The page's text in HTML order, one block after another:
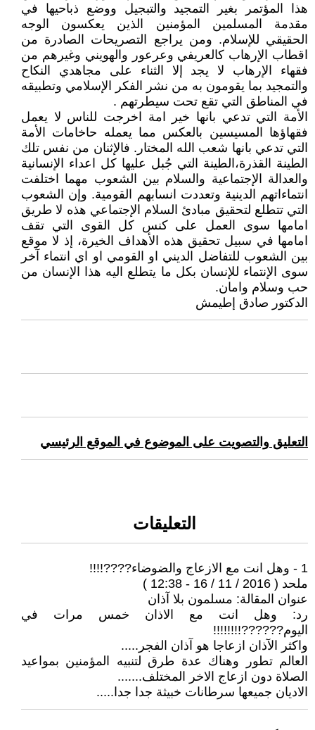
هذا المؤتمر بغير التمجيد والتبجيل ووضع ذباحيها في
مقدمة المسلمين المؤمنين الذين يعكسون الوجه
الحقيقي للإسلام. ومن يراجع التصريحات الصادرة من
اقطاب الإرهاب كالعريفي وعرعور والهويني وغيرهم من
فقهاء الإرهاب لا يجد إلا الثناء على مجاهدي النكاح
والتمجيد بما يقومون به من نشر الفكر الإسلامي وتطبيقه
في المناطق التي تقع تحت سيطرتهم .
الأمة التي تدعي بانها خير امة اخرجت للناس لا يعمل
فقهاؤها المسيسين بالعكس مما يعمله حاخامات الأمة
التي تدعي بانها شعب الله المختار. فالإثنان من نفس تلك
الطينة القذرة،الطينة التي جُبل عليها كل اعداء الإنسانية
والعدالة الإجتماعية والسلام بين الشعوب مهما اختلفت
انتماءاتهم الدينية وتعددت انسابهم القومية. وإن الشعوب
التي تتطلع لتحقيق مبادئ السلام الإجتماعي هذه لا طريق
امامها سوى العمل على كنس كل القوى التي تقف
امامها في سبيل تحقيق هذه الأهداف الخيرة، إذ لا موقع
بين الشعوب للتفاضل الديني او القومي او اي انتماء آخر
سوى الإنتماء للإنسان بكل ما يتطلع اليه هذا الإنسان من
حب وسلام وامان.
الدكتور صادق إطيمش
التعليق والتصويت على الموضوع في الموقع الرئيسي
التعليقات
1 - وهل انت مع الازعاج والضوضاء????!!!!
ملحد ( 2016 / 11 / 16 - 12:38 )
عنوان المقالة: مسلمون بلا آذان
رد: وهل انت مع الاذان خمس مرات في
اليوم??????!!!!!!!!
واكثر الآذان ازعاجا هو آذان الفجر.....
العالم تطور وهناك عدة طرق لتنبيه المؤمنين بمواعيد
الصلاة دون ازعاج الاخر المختلف.......
الاديان جميعها سرطانات خبيثة جدا جدا.....